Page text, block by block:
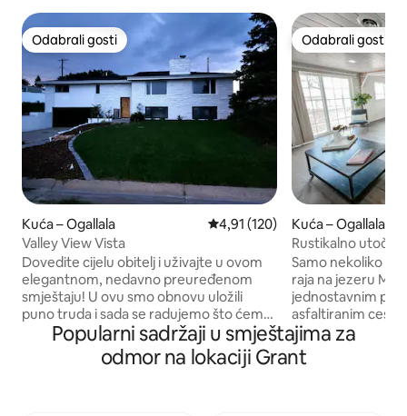
Odabrali gosti
Odabrali gosti
Kuća – Ogallala Prosječna ocjena: 4,91/5,
4,91 (120)
Valley View Vista
Dovedite cijelu obitelj i uživajte u ovom
elegantnom, nedavno preuređenom
smještaju! U ovu smo obnovu uložili
puno truda i sada se radujemo što ćemo
vas ugostiti u ovom prekrasnom,
prostranom domu! Na glavnoj etaži
nalaze se 3 spavaće sobe i 2 kupaonice,
Odabrali gosti
Odabrali gosti
Kuća – Ogallala
Rustikalno
pse/Wi-Fi/
Samo nekoliko
raja na jezeru
jednostavnim
asfaltiranim
savršeno je mirno
Smješteni na 6
ćete mjesta/
Popularni sadržaji u smještajima za
odmor na lokaciji Grant